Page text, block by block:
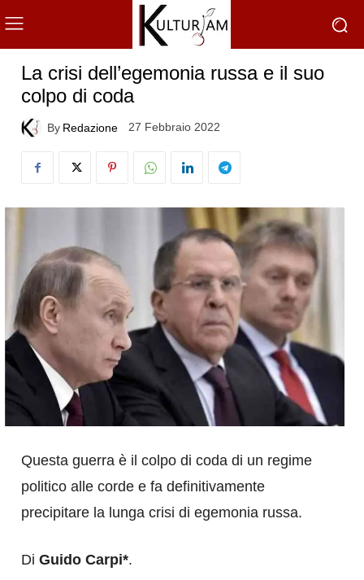
La crisi dell’egemonia russa e il suo
colpo di coda
By Redazione 27 Febbraio 2022
Questa guerra è il colpo di coda di un regime
politico alle corde e fa definitivamente
precipitare la lunga crisi di egemonia russa.
Di Guido Carpi*.